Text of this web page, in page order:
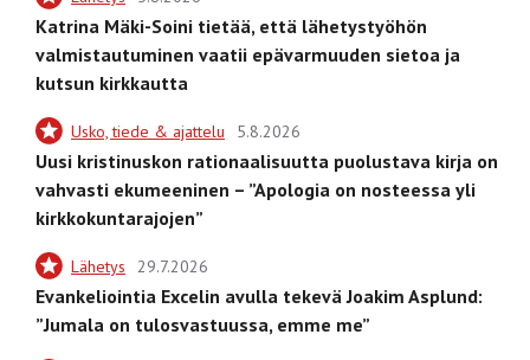
Katrina Mäki-Soini tietää, että lähetystyöhön
valmistautuminen vaatii epävarmuuden sietoa ja
kutsun kirkkautta
Usko, tiede & ajattelu 5.8.2026
Uusi kristinuskon rationaalisuutta puolustava kirja on
vahvasti ekumeeninen – ”Apologia on nosteessa yli
kirkkokuntarajojen”
Lähetys 29.7.2026
Evankeliointia Excelin avulla tekevä Joakim Asplund:
”Jumala on tulosvastuussa, emme me”